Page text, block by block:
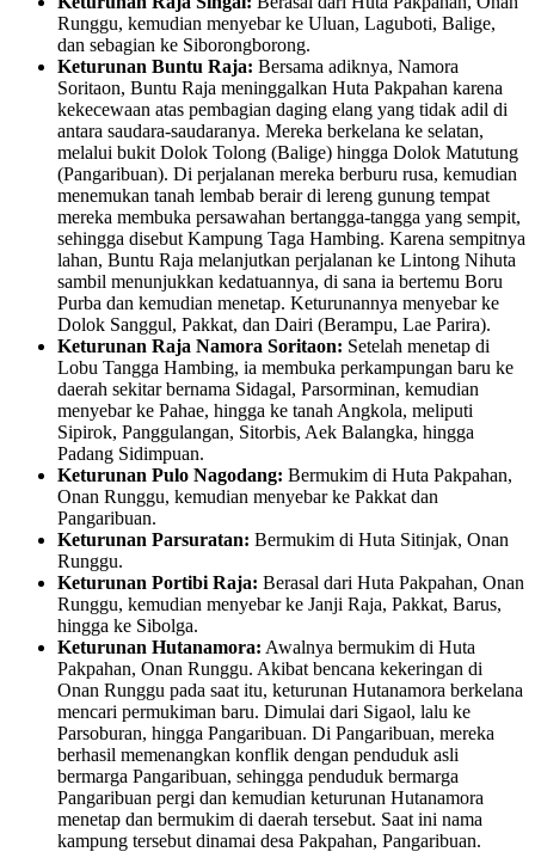
Runggu, kemudian menyebar ke Uluan, Laguboti, Balige,
dan sebagian ke Siborongborong.
Keturunan Buntu Raja: Bersama adiknya, Namora
Soritaon, Buntu Raja meninggalkan Huta Pakpahan karena
kekecewaan atas pembagian daging elang yang tidak adil di
antara saudara-saudaranya. Mereka berkelana ke selatan,
melalui bukit Dolok Tolong (Balige) hingga Dolok Matutung
(Pangaribuan). Di perjalanan mereka berburu rusa, kemudian
menemukan tanah lembab berair di lereng gunung tempat
mereka membuka persawahan bertangga-tangga yang sempit,
sehingga disebut Kampung Taga Hambing. Karena sempitnya
lahan, Buntu Raja melanjutkan perjalanan ke Lintong Nihuta
sambil menunjukkan kedatuannya, di sana ia bertemu Boru
Purba dan kemudian menetap. Keturunannya menyebar ke
Dolok Sanggul, Pakkat, dan Dairi (Berampu, Lae Parira).
Keturunan Raja Namora Soritaon: Setelah menetap di
Lobu Tangga Hambing, ia membuka perkampungan baru ke
daerah sekitar bernama Sidagal, Parsorminan, kemudian
menyebar ke Pahae, hingga ke tanah Angkola, meliputi
Sipirok, Panggulangan, Sitorbis, Aek Balangka, hingga
Padang Sidimpuan.
Keturunan Pulo Nagodang: Bermukim di Huta Pakpahan,
Onan Runggu, kemudian menyebar ke Pakkat dan
Pangaribuan.
Keturunan Parsuratan: Bermukim di Huta Sitinjak, Onan
Runggu.
Keturunan Portibi Raja: Berasal dari Huta Pakpahan, Onan
Runggu, kemudian menyebar ke Janji Raja, Pakkat, Barus,
hingga ke Sibolga.
Keturunan Hutanamora: Awalnya bermukim di Huta
Pakpahan, Onan Runggu. Akibat bencana kekeringan di
Onan Runggu pada saat itu, keturunan Hutanamora berkelana
mencari permukiman baru. Dimulai dari Sigaol, lalu ke
Parsoburan, hingga Pangaribuan. Di Pangaribuan, mereka
berhasil memenangkan konflik dengan penduduk asli
bermarga Pangaribuan, sehingga penduduk bermarga
Pangaribuan pergi dan kemudian keturunan Hutanamora
menetap dan bermukim di daerah tersebut. Saat ini nama
kampung tersebut dinamai desa Pakpahan, Pangaribuan.